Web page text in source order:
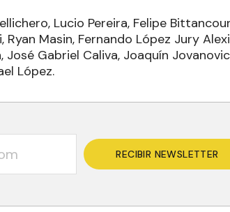
Lucio Pereira, Felipe
Ryan Masin, Fernando López Jury
Gabriel Caliva, Joaquín
López.
RECIBIR NEWSLETTER